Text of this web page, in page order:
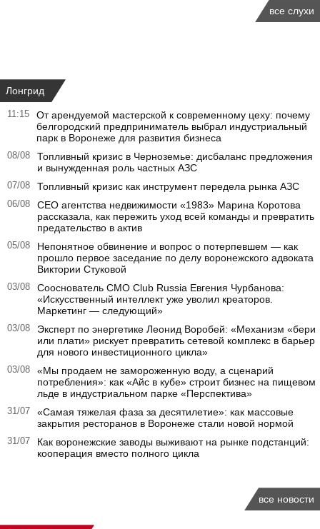
все слухи
Лонгрид
11:15
От арендуемой мастерской к современному цеху: почему
белгородский предприниматель выбрал индустриальный
парк в Воронеже для развития бизнеса
08/08
Топливный кризис в Черноземье: дисбаланс предложения
и вынужденная роль частных АЗС
07/08 Топливный кризис как инструмент передела рынка АЗС
06/08
CEO агентства недвижимости «1983» Марина Коротова
рассказала, как пережить уход всей команды и превратить
предательство в актив
05/08
Непонятное обвинение и вопрос о потерпевшем — как
прошло первое заседание по делу воронежского адвоката
Виктории Стуковой
03/08
Сооснователь CMO Club Russia Евгения Чурбанова:
«Искусственный интеллект уже уволил креаторов.
Маркетинг — следующий»
03/08
Эксперт по энергетике Леонид Воробей: «Механизм «бери
или плати» рискует превратить сетевой комплекс в барьер
для нового инвестиционного цикла»
03/08
«Мы продаем не замороженную воду, а сценарий
потребления»: как «Айс в кубе» строит бизнес на пищевом
льде в индустриальном парке «Перспектива»
31/07
«Самая тяжелая фаза за десятилетие»: как массовые
закрытия ресторанов в Воронеже стали новой нормой
31/07
Как воронежские заводы выживают на рынке подстанций:
кооперация вместо полного цикла
все новости